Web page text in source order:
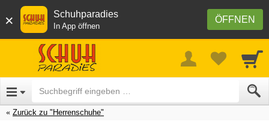
× ÖFFNEN
Schuhparadies
In App öffnen
Zurück zu "Herrenschuhe"